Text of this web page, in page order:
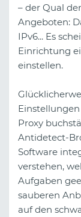
– der Qual
Angeboten:
IPv6... Es
Einrichtung
einstellen.
Proxy
Antidetect-
Software
verstehen,
Aufgaben
sauberen
auf den